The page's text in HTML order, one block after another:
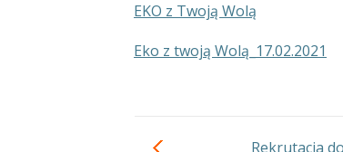
EKO z Twoją Wolą
Eko z twoją Wolą_17.02.2021
Rekrutacja